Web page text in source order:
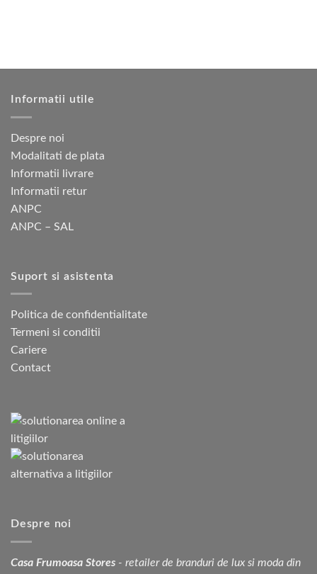
Informatii utile
Despre noi
Modalitati de plata
Informatii livrare
Informatii retur
ANPC
ANPC – SAL
Suport si asistenta
Politica de confidentialitate
Termeni si conditii
Cariere
Contact
Despre noi
Casa Frumoasa Stores - retailer de branduri de lux si moda din